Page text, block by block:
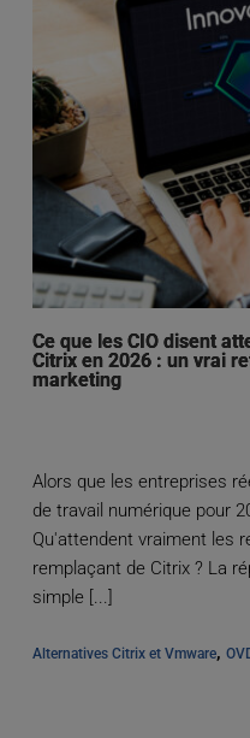
Ce que les CIO disent
Citrix en 2026 : un vrai
marketing
Alors que les entreprises
de travail numérique pour
Qu'attendent vraiment les
remplaçant de Citrix ? La
simple [...]
Alternatives Citrix et Vmware,